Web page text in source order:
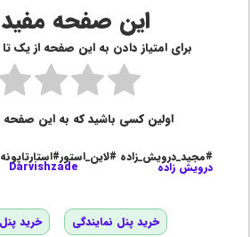
این صفحه
برای امتیاز دادن به این صفحه از یک
اولین کسی باشید که به این
#مجید_درویش_زاده #لاین_استور#استارتاپونه
درویش زاده Darvishzade
خرید پنل نمایندگی خرید